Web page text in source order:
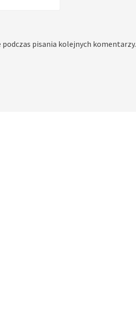
pisania kolejnych komentarzy.